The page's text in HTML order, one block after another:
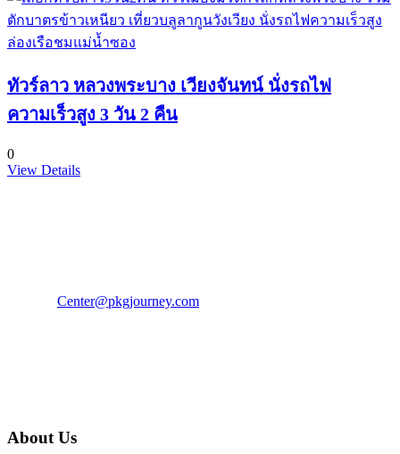
ทัวร์ลาว หลวงพระบาง เวียงจันทน์ นั่งรถไฟ
ความเร็วสูง 3 วัน 2 คืน
0
View Details
Center@pkgjourney.com
About Us